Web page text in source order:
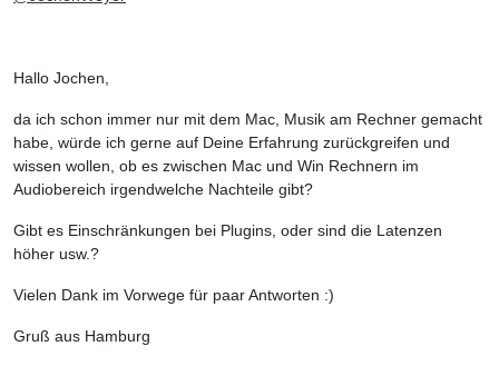
Hallo Jochen,
da ich schon immer nur mit dem Mac, Musik am Rechner gemacht
habe, würde ich gerne auf Deine Erfahrung zurückgreifen und
wissen wollen, ob es zwischen Mac und Win Rechnern im
Audiobereich irgendwelche Nachteile gibt?
Gibt es Einschränkungen bei Plugins, oder sind die Latenzen
höher usw.?
Vielen Dank im Vorwege für paar Antworten :)
Gruß aus Hamburg